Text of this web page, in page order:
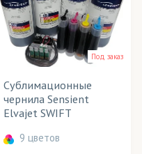
Под заказ
Сублимационные
чернила Sensient
Elvajet SWIFT
9 цветов